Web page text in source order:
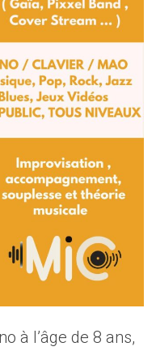
à l’âge de 8 ans,